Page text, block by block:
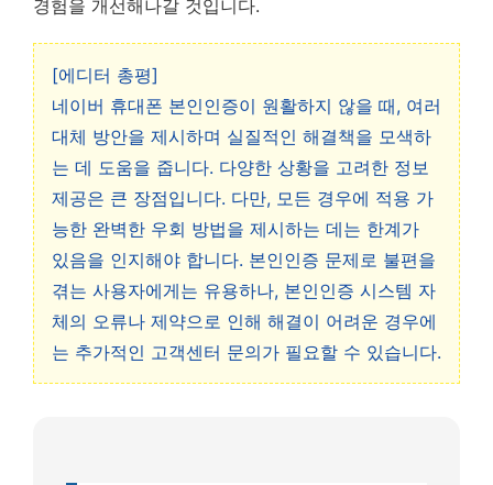
경험을 개선해나갈 것입니다.
[에디터 총평]
네이버 휴대폰 본인인증이 원활하지 않을 때, 여러
대체 방안을 제시하며 실질적인 해결책을 모색하
는 데 도움을 줍니다. 다양한 상황을 고려한 정보
제공은 큰 장점입니다. 다만, 모든 경우에 적용 가
능한 완벽한 우회 방법을 제시하는 데는 한계가
있음을 인지해야 합니다. 본인인증 문제로 불편을
겪는 사용자에게는 유용하나, 본인인증 시스템 자
체의 오류나 제약으로 인해 해결이 어려운 경우에
는 추가적인 고객센터 문의가 필요할 수 있습니다.